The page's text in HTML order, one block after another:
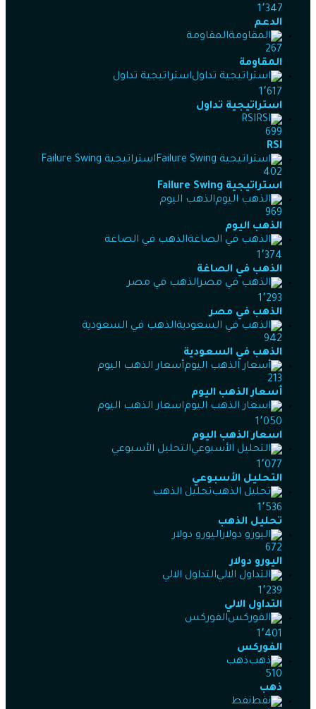
1٬347
الدعم
المقاومة
267
المقاومة
استراتيجية تداول
1٬617
استراتيجية تداول
RSI
699
RSI
استراتيجية Failure Swing
402
استراتيجية Failure Swing
الذهب اليوم
969
الذهب اليوم
الذهب في الصاغة
1٬374
الذهب في الصاغة
الذهب في مصر
1٬293
الذهب في مصر
الذهب في السعودية
942
الذهب في السعودية
أسعار الذهب اليوم
213
أسعار الذهب اليوم
اسعار الذهب اليوم
1٬050
اسعار الذهب اليوم
التحليل الأسبوعي
1٬077
التحليل الأسبوعي
تحليل الذهب
1٬536
تحليل الذهب
اليورو دولار
672
اليورو دولار
التداول الالي
1٬239
التداول الالي
الفوركس
1٬401
الفوركس
ذهب
510
ذهب
نفط